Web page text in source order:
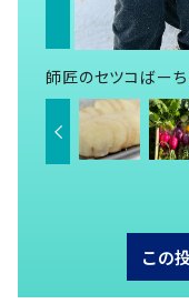
師匠のセツコばーち
この